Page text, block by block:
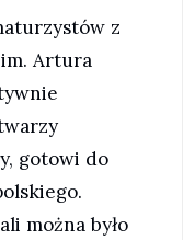
z
Artura
gotowi do
można było